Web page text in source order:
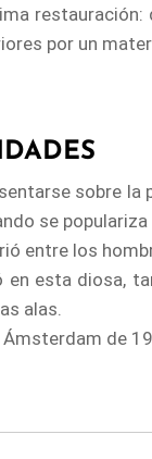
por un
sobre
se
entre los
en esta diosa,
alas.
de